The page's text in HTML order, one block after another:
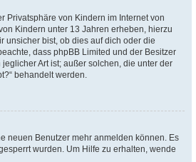
Privatsphäre von Kindern im Internet von
Kindern unter 13 Jahren erheben, hierzu
unsicher bist, ob dies auf dich oder die
dass phpBB Limited und der Besitzer
Art ist; außer solchen, die unter der
behandelt werden.
neuen Benutzer mehr anmelden können. Es
wurden. Um Hilfe zu erhalten, wende